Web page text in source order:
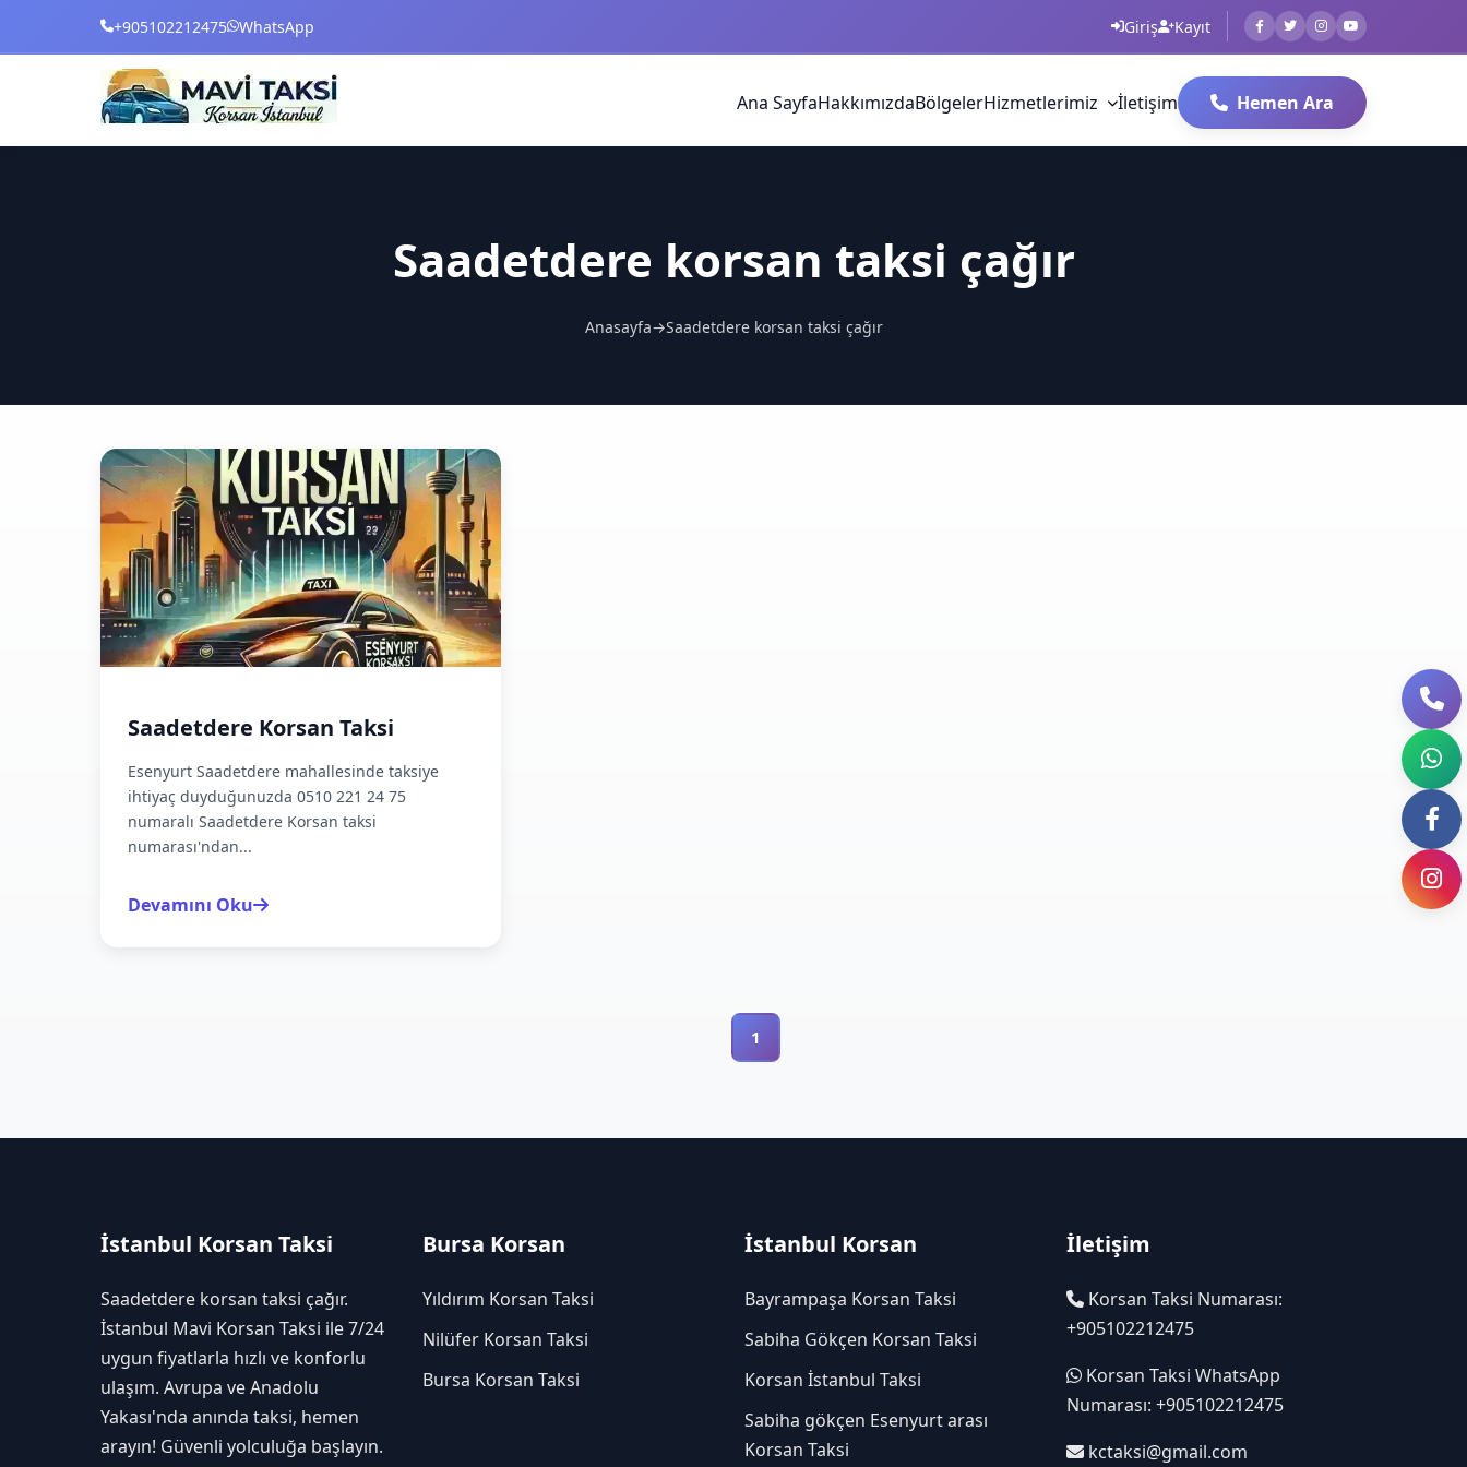
+905102212475 WhatsApp Giriş Kayıt
Ana SayfaHakkımızdaBölgelerHizmetlerimiz İletişim Hemen Ara
Saadetdere korsan taksi çağır
Anasayfa→Saadetdere korsan taksi çağır
Saadetdere Korsan Taksi
Esenyurt Saadetdere mahallesinde taksiye
ihtiyaç duyduğunuzda 0510 221 24 75
numaralı Saadetdere Korsan taksi
numarası'ndan...
Devamını Oku
1
İstanbul Korsan Taksi
Saadetdere korsan taksi çağır.
İstanbul Mavi Korsan Taksi ile 7/24
uygun fiyatlarla hızlı ve konforlu
ulaşım. Avrupa ve Anadolu
Yakası'nda anında taksi, hemen
arayın! Güvenli yolculuğa başlayın.
Bursa Korsan
Yıldırım Korsan Taksi
Nilüfer Korsan Taksi
Bursa Korsan Taksi
İstanbul Korsan
Bayrampaşa Korsan Taksi
Sabiha Gökçen Korsan Taksi
Korsan İstanbul Taksi
Sabiha gökçen Esenyurt arası
Korsan Taksi
İletişim
Korsan Taksi Numarası:
+905102212475
Korsan Taksi WhatsApp
Numarası: +905102212475
kctaksi@gmail.com